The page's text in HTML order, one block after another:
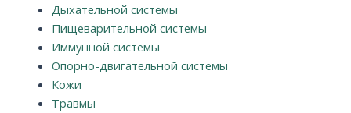
Дыхательной системы
Пищеварительной системы
Иммунной системы
Опорно-двигательной системы
Кожи
Травмы